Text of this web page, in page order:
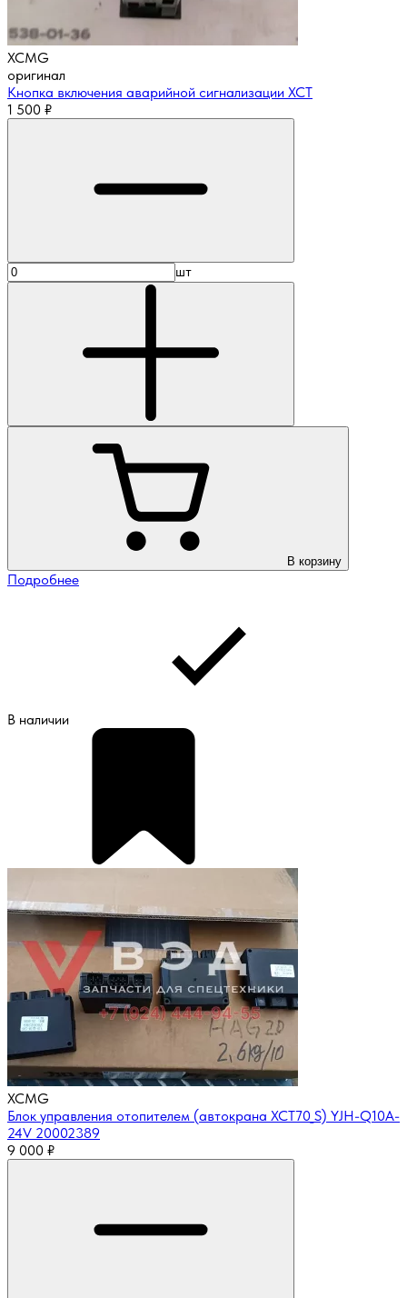
XCMG
оригинал
Кнопка включения аварийной сигнализации XCT
1 500 ₽
шт
В корзину
Подробнее
В наличии
XCMG
Блок управления отопителем (автокрана XCT70_S) YJH-Q10A-
24V 20002389
9 000 ₽